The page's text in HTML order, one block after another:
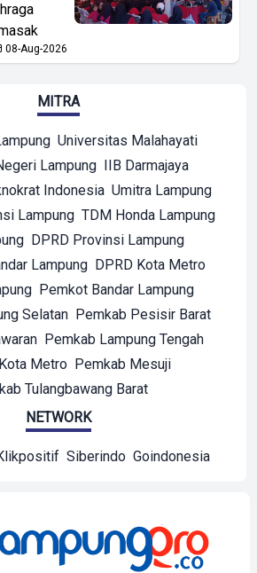
08-Aug-2026
MITRA
Universitas Malahayati
Lampung
IIB Darmajaya
Indonesia Umitra Lampung
Lampung TDM Honda Lampung
DPRD Provinsi Lampung
Lampung DPRD Kota Metro
Pemkot Bandar Lampung
Selatan
Pemkab Pesisir Barat
Pemkab Lampung Tengah
Metro Pemkab Mesuji
Tulangbawang Barat
NETWORK
Siberindo Goindonesia